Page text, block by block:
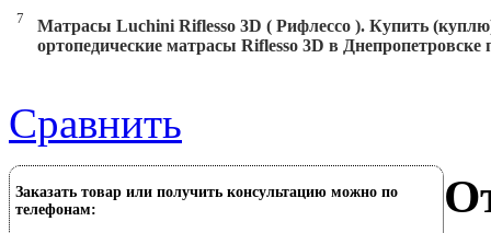
7
Матрасы Luchini Riflesso 3D ( Рифлессо ). Купить
ортопедические матрасы Riflesso 3D в
Сравнить
Заказать товар или получить консультацию можно по
телефонам: